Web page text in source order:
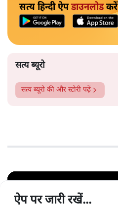
सत्य हिन्दी ऐपडाउनलोडकरें
सत्य ब्यूरो
सत्य ब्यूरो की और स्टोरी पढ़ें
ऐप पर जारी रखें...
ऐप पर जारी रखें...